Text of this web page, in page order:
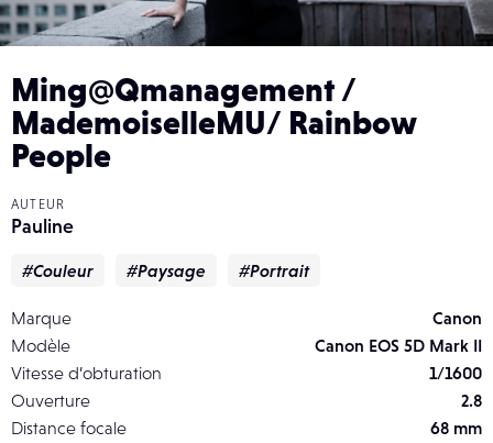
Ming@Qmanagement /
MademoiselleMU/ Rainbow
People
AUTEUR
Pauline
#Couleur #Paysage #Portrait
Marque
Canon
Modèle
Canon EOS 5D Mark II
Vitesse d’obturation
1/1600
Ouverture
2.8
Distance focale
68 mm